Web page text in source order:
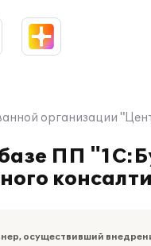
организации
ПП
осуществивший